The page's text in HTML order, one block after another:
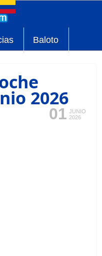
Baloto
2026
01 JUNIO
2026